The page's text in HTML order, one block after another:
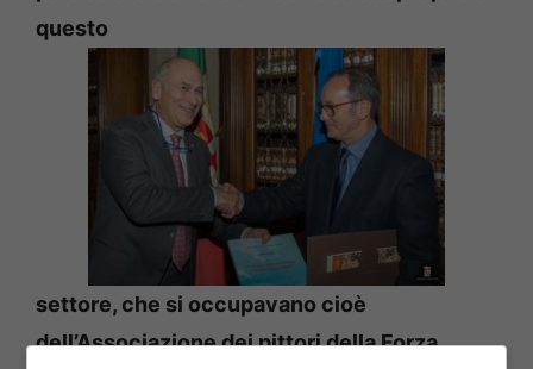
questo
settore, che si occupavano cioè
dell’Associazione dei pittori della Forza